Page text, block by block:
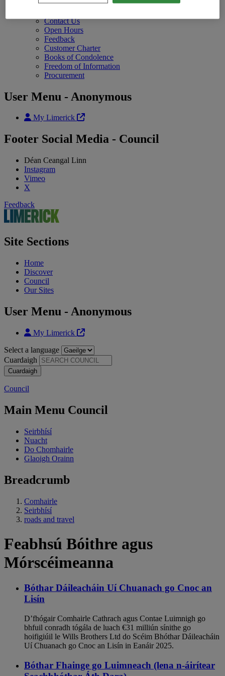
Contact Us
Open Hours
Feedback
Customer Charter
Books of Condolence
Freedom of Information
Procurement
User Menu - Anonymous
My Limerick
Footer Social Media - Council
Déan Ceangal Linn
Instagram
Vimeo
X
Feedback
Site Sections
Home
Discover
Council
Our Sites
User Menu - Anonymous
My Limerick
Select a language
Cuardaigh
Council
Main Menu Council
Seirbhísí
Nuacht
Do Chomhairle
Glaoigh Orainn
Breadcrumb
Comhairle
Seirbhísí
roads and travel
Feabhsú Bóithre agus
Mórscéimeanna
Bóthar Dáileacháin Uí Chuanach go Cnoc an
Lisín
D’fhógair Comhairle Cathrach agus Contae Luimnigh go
bhfuil conradh tógála de luach €31 milliún sínithe go
hoifigiúil le Wills Brothers Ltd do Scéim Bhóthar Dáileacháin
Uí Chuanach go Cnoc an Lisín in Eanáir 2025.
Bóthar Fhainge go Luimneach (lena n-áirítear